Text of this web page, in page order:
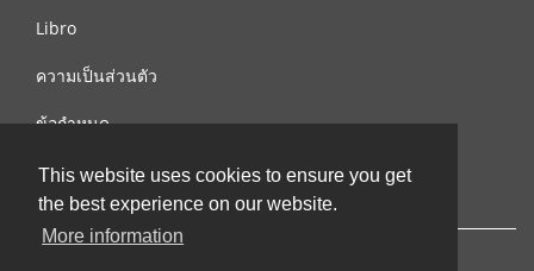
This website uses cookies to ensure you get
the best experience on our website.
More information
Libro
ความเป็นส่วนตัว
ข้อกำหนด
ติดต่อเรา